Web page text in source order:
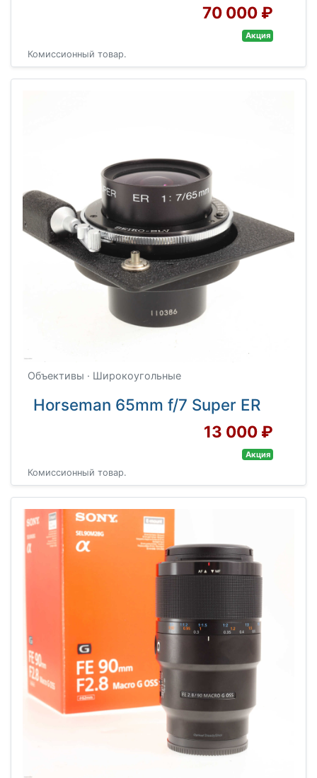
70 000 ₽
Акция
Комиссионный товар.
Объективы · Широкоугольные
Horseman 65mm f/7 Super ER
13 000 ₽
Акция
Комиссионный товар.